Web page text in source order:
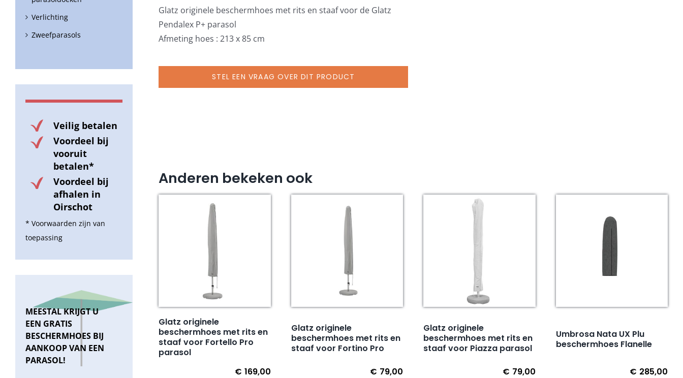
Glatz originele beschermhoes met rits en staaf voor de Glatz
Pendalex P+ parasol
Afmeting hoes : 213 x 85 cm
STEL EEN VRAAG OVER DIT PRODUCT
Anderen bekeken ook
Glatz originele
beschermhoes met rits en
staaf voor Fortello Pro
parasol
€ 169,00
Glatz originele
beschermhoes met rits en
staaf voor Fortino Pro
€ 79,00
Glatz originele
beschermhoes met rits en
staaf voor Piazza parasol
€ 79,00
Umbrosa Nata UX Plu
beschermhoes Flanelle
€ 285,00
Verlichting
Zweefparasols
Veilig betalen
Voordeel bij
vooruit
betalen*
Voordeel bij
afhalen in
Oirschot
* Voorwaarden zijn van
toepassing
MEESTAL KRIJGT U
EEN GRATIS
BESCHERMHOES BIJ
AANKOOP VAN EEN
PARASOL!